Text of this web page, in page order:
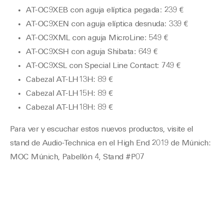
AT-OC9XEB con aguja elíptica pegada: 239 €
AT-OC9XEN con aguja elíptica desnuda: 339 €
AT-OC9XMLcon aguja MicroLine: 549 €
AT-OC9XSH con aguja Shibata: 649 €
AT-OC9XSLcon Special Line Contact: 749 €
Cabezal AT-LH13H: 89 €
Cabezal AT-LH15H: 89 €
Cabezal AT-LH18H: 89 €
Para ver y escuchar estos nuevos productos, visite el
stand de Audio-Technica en el High End 2019 de Múnich:
MOC Múnich, Pabellón 4, Stand #P07